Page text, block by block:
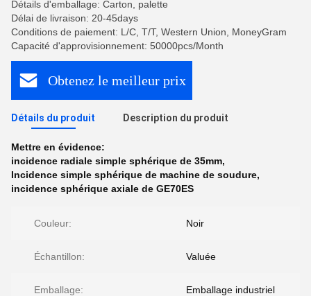
Détails d'emballage: Carton, palette
Délai de livraison: 20-45days
Conditions de paiement: L/C, T/T, Western Union, MoneyGram
Capacité d'approvisionnement: 50000pcs/Month
Obtenez le meilleur prix
Détails du produit Description du produit
Mettre en évidence:
incidence radiale simple sphérique de 35mm,
Incidence simple sphérique de machine de soudure,
incidence sphérique axiale de GE70ES
Couleur: Noir
Échantillon: Valuée
Emballage: Emballage industriel